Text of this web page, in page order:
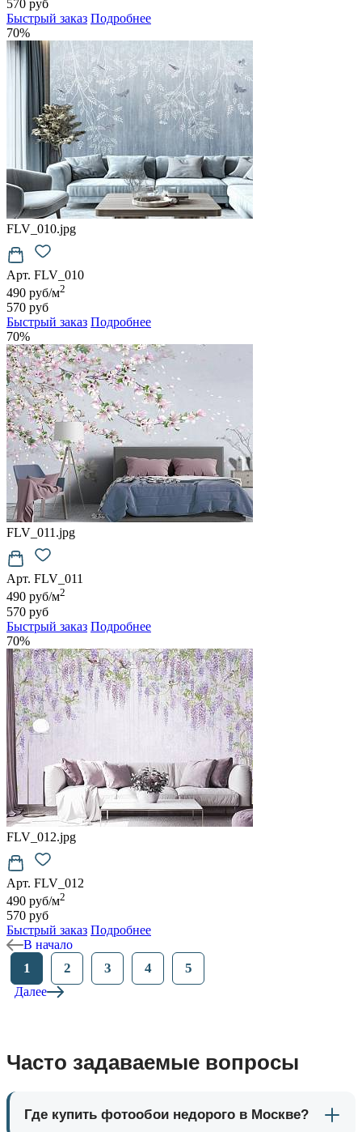
570 руб
Быстрый заказ Подробнее
70%
FLV_010.jpg
Арт. FLV_010
490 руб/м2
570 руб
Быстрый заказ Подробнее
70%
FLV_011.jpg
Арт. FLV_011
490 руб/м2
570 руб
Быстрый заказ Подробнее
70%
FLV_012.jpg
Арт. FLV_012
490 руб/м2
570 руб
Быстрый заказ Подробнее
В начало
1 2 3 4 5
Далее
Часто задаваемые вопросы
Где купить фотообои недорого в Москве?